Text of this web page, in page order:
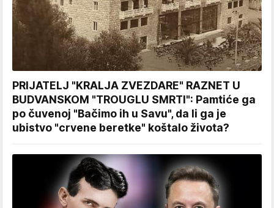
PRIJATELJ "KRALJA ZVEZDARE" RAZNET U
BUDVANSKOM "TROUGLU SMRTI": Pamtiće ga
po čuvenoj "Bačimo ih u Savu", da li ga je
ubistvo "crvene beretke" koštalo života?